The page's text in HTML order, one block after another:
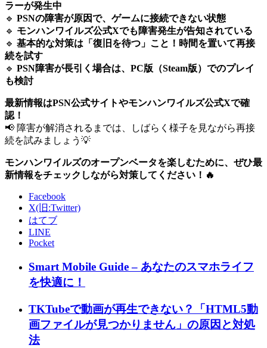
ラーが発生中
🔹 PSNの障害が原因で、ゲームに接続できない状態
🔹 モンハンワイルズ公式Xでも障害発生が告知されている
🔹 基本的な対策は「復旧を待つ」こと！時間を置いて再接
続を試す
🔹 PSN障害が長引く場合は、PC版（Steam版）でのプレイ
も検討
最新情報はPSN公式サイトやモンハンワイルズ公式Xで確
認！
📢 障害が解消されるまでは、しばらく様子を見ながら再接
続を試みましょう💡
モンハンワイルズのオープンベータを楽しむために、ぜひ最
新情報をチェックしながら対策してください！🔥
Facebook
X(旧:Twitter)
はてブ
LINE
Pocket
Smart Mobile Guide – あなたのスマホライフ
を快適に！
TKTubeで動画が再生できない？「HTML5動
画ファイルが見つかりません」の原因と対処
法